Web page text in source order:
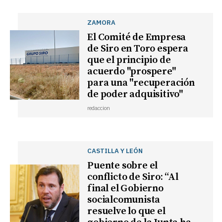
ZAMORA
El Comité de Empresa
de Siro en Toro espera
que el principio de
acuerdo "prospere"
para una "recuperación
de poder adquisitivo"
redaccion
CASTILLA Y LEÓN
Puente sobre el
conflicto de Siro: “Al
final el Gobierno
socialcomunista
resuelve lo que el